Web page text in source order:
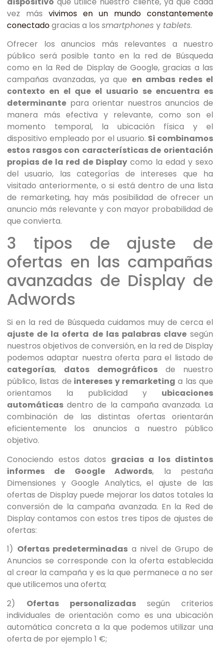
vez más vivimos en un mundo constantemente
conectadogracias a los smartphones y tablets.
Ofrecer los anuncios más relevantes a nuestro
público será posible tanto en la red de Búsqueda
como en la Red de Display de Google, gracias a las
campañas avanzadas, ya que en ambas redes el
contexto en el que el usuario se encuentra es
determinante para orientar nuestros anuncios de
manera más efectiva y relevante, como son el
momento temporal, la ubicación física y el
dispositivo empleado por el usuario. Si combinamos
estos rasgos con características de orientación
propias de la red de Display como la edad y sexo
del usuario, las categorías de intereses que ha
visitado anteriormente, o si está dentro de una lista
de remarketing, hay más posibilidad de ofrecer un
anuncio más relevante y con mayor probabilidad de
que convierta.
3 tipos de ajuste de
ofertas en las campañas
avanzadas de Display de
Adwords
Si en la red de Búsqueda cuidamos muy de cerca el
ajuste de la oferta de las palabras clavesegún
nuestros objetivos de conversión, en la red de Display
podemos adaptar nuestra oferta para el listado de
categorías, datos demográficosde nuestro
público, listas de intereses y remarketing a las que
orientamos la publicidad y ubicaciones
automáticas dentro de la campaña avanzada. La
combinación de las distintas ofertas orientarán
eficientemente los anuncios a nuestro público
objetivo.
Conociendo estos datos gracias a los distintos
informes de Google Adwords, la pestaña
Dimensiones y Google Analytics, el ajuste de las
ofertas de Display puede mejorar los datos totales la
conversión de la campaña avanzada. En la Red de
Display contamos con estos tres tipos de ajustes de
ofertas:
1) Ofertas predeterminadas a nivel de Grupo de
Anuncios se corresponde con la oferta establecida
al crear la campaña y es la que permanece a no ser
que utilicemos una oferta;
2) Ofertas personalizadassegún criterios
individuales de orientación como es una ubicación
automática concreta a la que podemos utilizar una
oferta de por ejemplo 1 €;